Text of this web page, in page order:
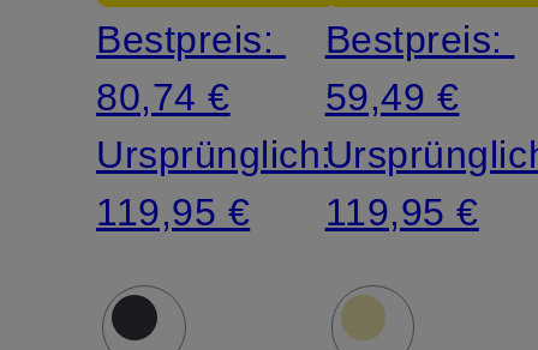
Bestpreis:
80,74 €
Ursprünglich:
119,95 €
Bestpreis:
59,49 €
119,95 €